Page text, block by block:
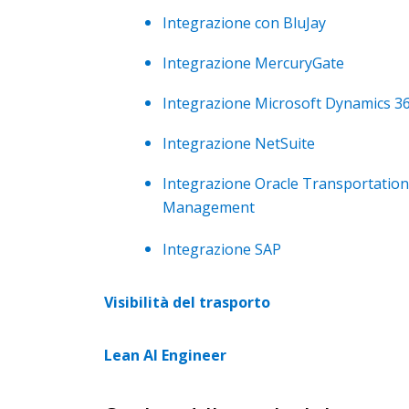
Integrazione con BluJay
Integrazione MercuryGate
Integrazione Microsoft Dynamics
Integrazione NetSuite
Integrazione Oracle Transportation
Management
Integrazione SAP
Visibilità del trasporto
Lean AI Engineer